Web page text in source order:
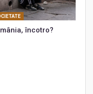
încotro?